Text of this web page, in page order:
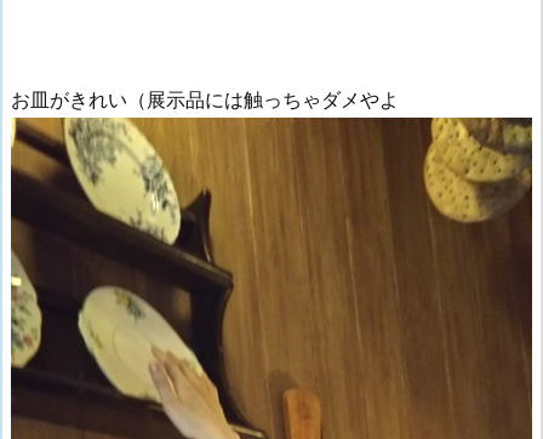
お皿がきれい（展示品には触っちゃダメやよ